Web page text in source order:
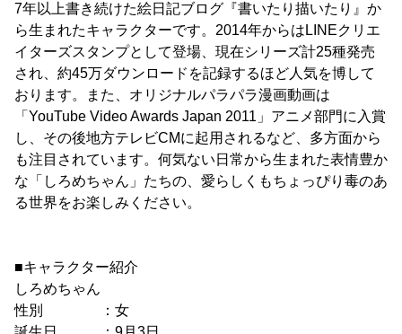
7年以上書き続けた絵日記ブログ『書いたり描いたり』か
ら生まれたキャラクターです。2014年からはLINEクリエ
イターズスタンプとして登場、現在シリーズ計25種発売
され、約45万ダウンロードを記録するほど人気を博して
おります。また、オリジナルパラパラ漫画動画は
「YouTube Video Awards Japan 2011」アニメ部門に入賞
し、その後地方テレビCMに起用されるなど、多方面から
も注目されています。何気ない日常から生まれた表情豊か
な「しろめちゃん」たちの、愛らしくもちょっぴり毒のあ
る世界をお楽しみください。
■キャラクター紹介
しろめちゃん
性別 ：女